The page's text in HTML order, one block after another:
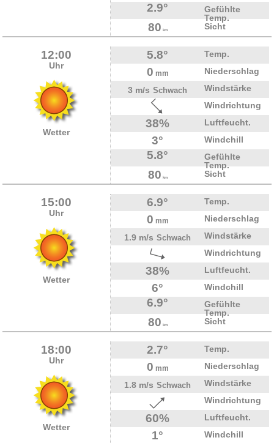
2.9°
Gefühlte
Temp.
80 km Sicht
12:00
Uhr
Wetter
5.8° Temp.
0 mm
Niederschlag
3 m/s Schwach
Windstärke
Windrichtung
38% Luftfeucht.
3° Windchill
5.8°
Gefühlte
Temp.
80 km Sicht
15:00
Uhr
Wetter
6.9° Temp.
0 mm
Niederschlag
1.9 m/s Schwach
Windstärke
Windrichtung
38% Luftfeucht.
6° Windchill
6.9°
Gefühlte
Temp.
80 km Sicht
18:00
Uhr
Wetter
2.7° Temp.
0 mm
Niederschlag
1.8 m/s Schwach
Windstärke
Windrichtung
60% Luftfeucht.
1° Windchill